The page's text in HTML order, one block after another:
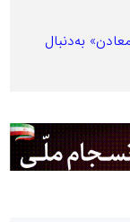
«ومعادن» به‌دنبال